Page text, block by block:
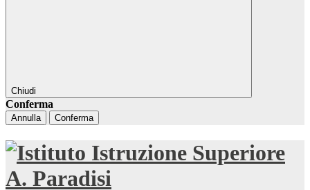
Chiudi
Conferma
Annulla Conferma